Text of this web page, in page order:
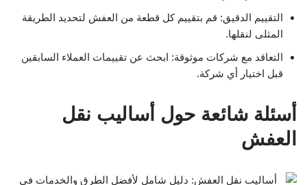
التقييم الدقيق: قم بتقييم كل قطعة من العفش لتحديد الطريقة
المثلى لنقلها.
التعاقد مع شركات موثوقة: ابحث عن تقييمات العملاء السابقين
قبل اختيار أي شركة.
أسئلة شائعة حول أساليب نقل
العفش